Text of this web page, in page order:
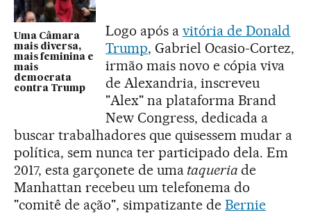
Uma Câmara
mais diversa,
mais feminina e
mais
democrata
contra Trump
Logo após a vitória de Donald
Trump, Gabriel Ocasio-Cortez,
irmão mais novo e cópia viva
de Alexandria, inscreveu
"Alex" na plataforma Brand
New Congress, dedicada a
buscar trabalhadores que quisessem mudar a
política, sem nunca ter participado dela. Em
2017, esta garçonete de uma taqueriade
Manhattan recebeu um telefonema do
"comitê de ação", simpatizante deBernie